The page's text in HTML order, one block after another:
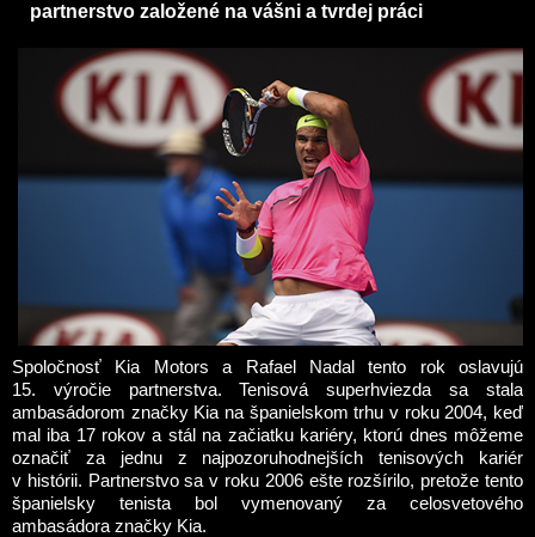
partnerstvo založené na vášni a tvrdej práci
Spoločnosť Kia Motors a Rafael Nadal tento rok oslavujú
15. výročie partnerstva. Tenisová superhviezda sa stala
ambasádorom značky Kia na španielskom trhu v roku 2004, keď
mal iba 17 rokov a stál na začiatku kariéry, ktorú dnes môžeme
označiť za jednu z najpozoruhodnejších tenisových kariér
v histórii. Partnerstvo sa v roku 2006 ešte rozšírilo, pretože tento
španielsky tenista bol vymenovaný za celosvetového
ambasádora značky Kia.